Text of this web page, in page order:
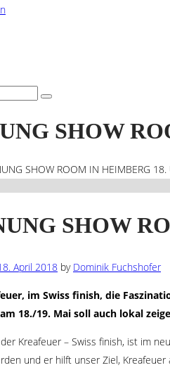
SHOW
SHOW ROOM IN HEIMBERG
SHOW
April 2018 by Dominik Fuchshofer
im Swiss finish, die
18./19. Mai soll auch lokal
Kreafeuer – Swiss finish, ist im
und er hilft unser Ziel,